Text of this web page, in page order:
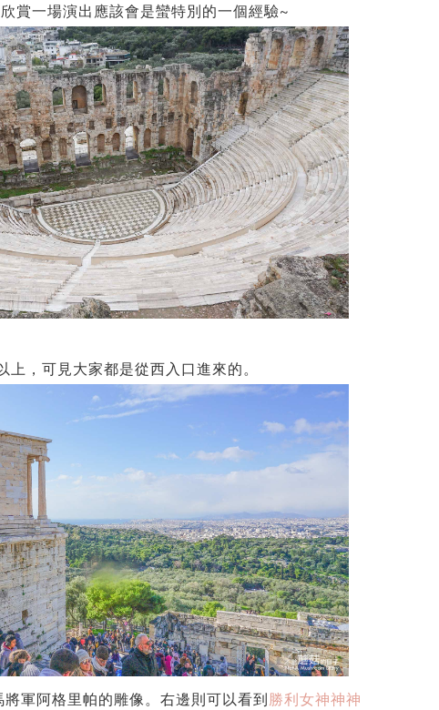
賞一場演出應該會是蠻特別的一個經驗~
，可見大家都是從西入口進來的。
軍阿格里帕的雕像。右邊則可以看到勝利女神神神